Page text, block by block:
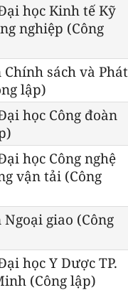
học Kinh tế Kỹ
nghiệp (Công
Chính sách và Phát
lập)
học Công đoàn
học Công nghệ
vận tải (Công
giao (Công
học Y Dược TP.
(Công lập)